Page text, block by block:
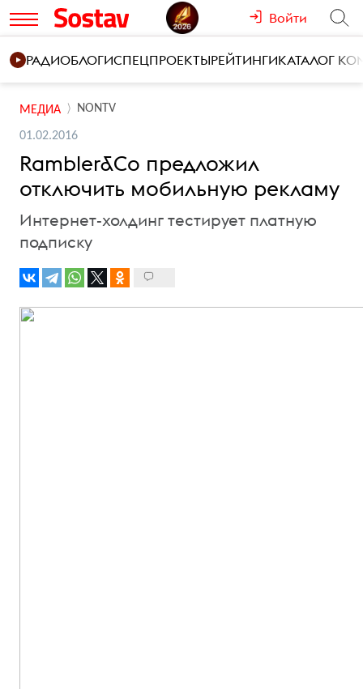
Войти
РАДИОБЛОГИСПЕЦПРОЕКТЫРЕЙТИНГИКАТАЛОГ
МЕДИА NONTV
01.02.2016
Rambler&Co предложил
отключить мобильную рекламу
Интернет-холдинг тестирует платную
подписку